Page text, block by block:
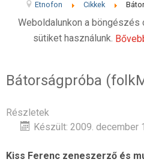
Etnofon Cikkek
Weboldalunkon a
sütiket használunk.
Bátorságpróba
Részletek
Készült: 2009. december
Kiss Ferenc zeneszerző és